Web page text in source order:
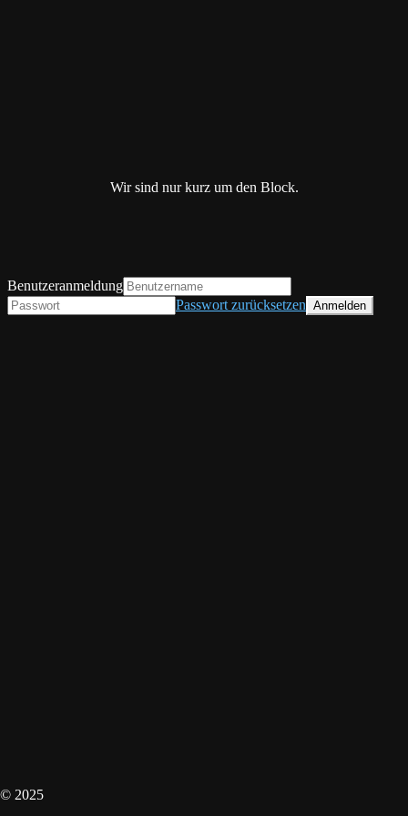
Wir sind nur kurz um den Block.
© 2025
Benutzeranmeldung
Passwort zurücksetzen